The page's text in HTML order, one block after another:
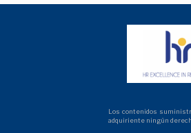
Los contenidos
adquiriente ningún